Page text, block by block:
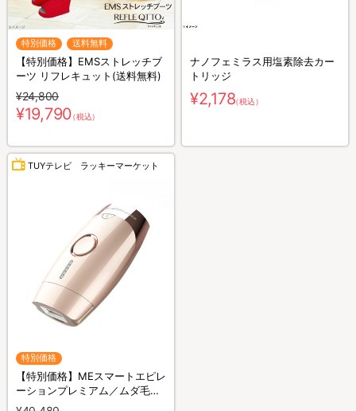
特別価格 送料無料
【特別価格】EMSストレッチブ
ーツ リフレキュット(送料無料)
¥24,800
¥19,790（税込）
ナノフェミラス用塩素除去カー
トリッジ
¥2,178（税込）
TUYテレビ ラッキーマーケット
特別価格
【特別価格】MEスマートエピレ
ーションプレミアム／ムダ毛ケ
アアイテム